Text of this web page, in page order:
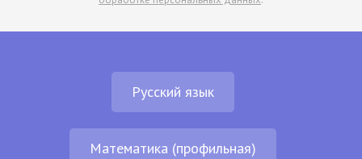
Русский язык
Математика (профильная)